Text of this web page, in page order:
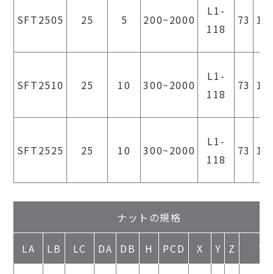
SFT2505 25 5 200~2000
L1-
118
73 18
SFT2510 25 10 300~2000
L1-
118
73 18
SFT2525 25 10 300~2000
L1-
118
73 18
ナットの規格
LA LB LC DA DB H PCD X Y Z T